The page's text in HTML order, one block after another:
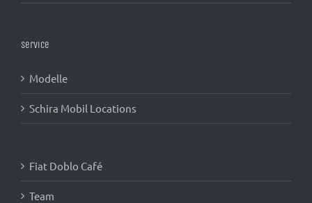
Service
Modelle
Schira Mobil Locations
Fiat Doblo Café
Team